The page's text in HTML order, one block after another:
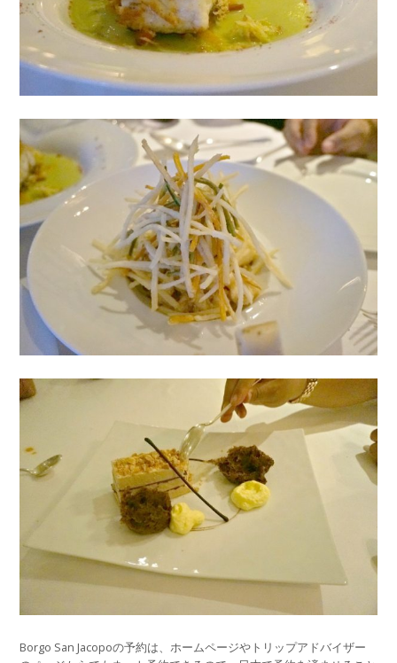
Borgo San Jacopoの予約は、ホームページやトリップアドバイザー